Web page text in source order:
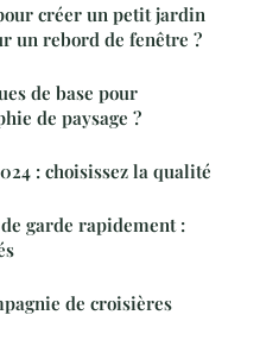
créer un petit jardin
un rebord de fenêtre ?
de base pour
de paysage ?
: choisissez la qualité
garde rapidement :
de croisières